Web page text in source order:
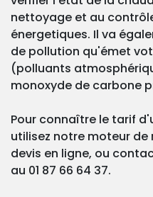
nettoyage et au
énergetiques. Il va
de pollution qu'émet
(polluants
monoxyde de carbone
Pour connaître le tarif
utilisez notre moteur de
devis en ligne, ou
au 01 87 66 64 37.